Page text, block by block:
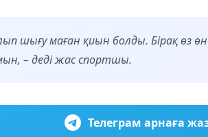
шығу маған қиын болды. Бірақ өз
– деді жас спортшы.
Телеграм арнаға